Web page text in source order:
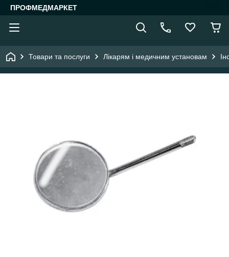
ПРОФМЕДМАРКЕТ
Товари та послуги Лікарям і медичним установам